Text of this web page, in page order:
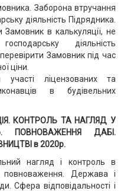
Заборона втручання
діяльність Підрядника.
Замовник в калькуляції, не
діяльність
Замовник під час
ціни.
участі ліцензованих та
в будівельних
КОНТРОЛЬ ТА НАГЛЯД У
ПОВНОВАЖЕННЯ ДАБІ.
в 2020р.
нагляд і контроль в
повноваження. Держава і
Сфера відповідальності і